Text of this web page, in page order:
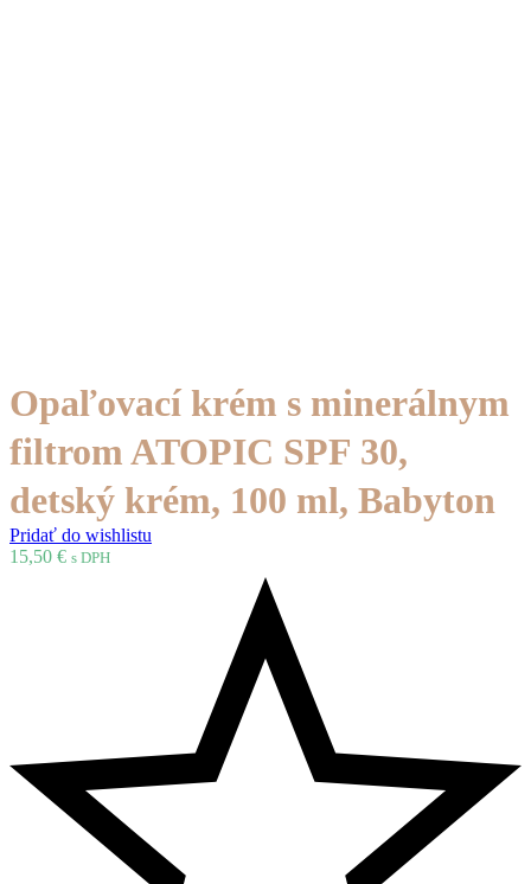
Opaľovací krém s minerálnym
filtrom ATOPIC SPF 30,
detský krém, 100 ml, Babyton
Pridať do wishlistu
15,50 € s DPH